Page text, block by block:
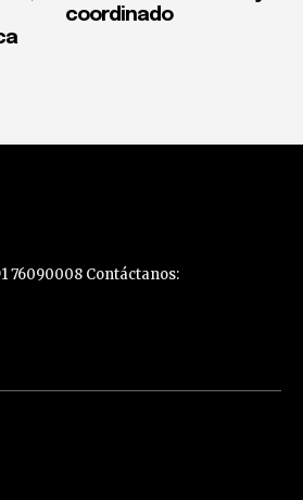
coordinado
76090008 Contáctanos: